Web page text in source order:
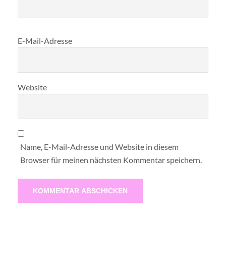
E-Mail-Adresse
Website
Name, E-Mail-Adresse und Website in diesem
Browser für meinen nächsten Kommentar speichern.